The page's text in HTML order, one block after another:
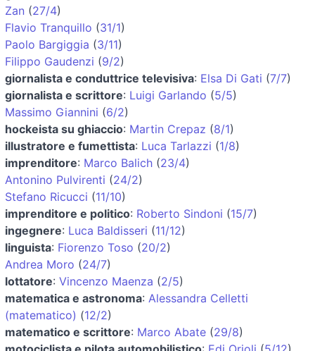
Zan (27/4)
Flavio Tranquillo (31/1)
Paolo Bargiggia (3/11)
Filippo Gaudenzi (9/2)
giornalista e conduttrice televisiva: Elsa Di Gati (7/7)
giornalista e scrittore: Luigi Garlando (5/5)
Massimo Giannini (6/2)
hockeista su ghiaccio: Martin Crepaz (8/1)
illustratore e fumettista: Luca Tarlazzi (1/8)
imprenditore: Marco Balich (23/4)
Antonino Pulvirenti (24/2)
Stefano Ricucci (11/10)
imprenditore e politico: Roberto Sindoni (15/7)
ingegnere: Luca Baldisseri (11/12)
linguista: Fiorenzo Toso (20/2)
Andrea Moro (24/7)
lottatore: Vincenzo Maenza (2/5)
matematica e astronoma: Alessandra Celletti
(matematico) (12/2)
matematico e scrittore: Marco Abate (29/8)